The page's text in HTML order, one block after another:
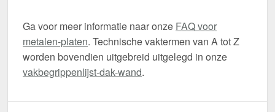
Ga voor meer informatie naar onze FAQ voor
metalen-platen. Technische vaktermen van A tot Z
worden bovendien uitgebreid uitgelegd in onze
vakbegrippenlijst-dak-wand.